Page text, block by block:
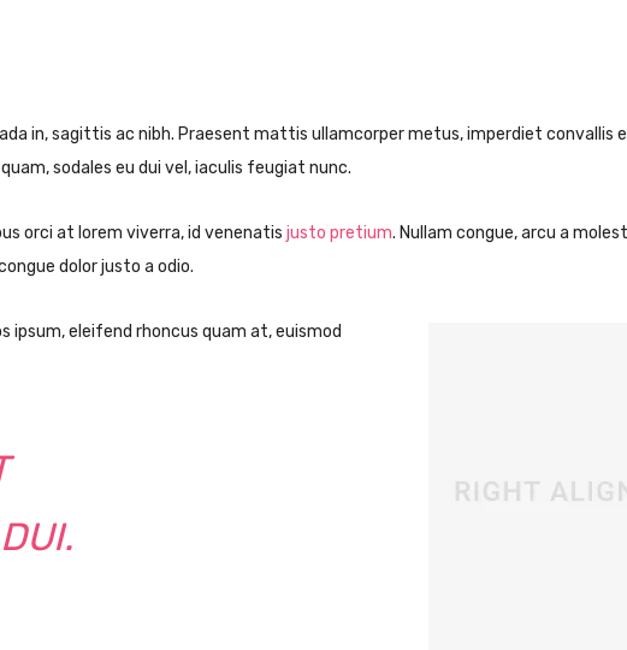
in, sagittis ac nibh. Praesent mattis ullamcorper metus, imperdiet convallis
sodales eu dui vel, iaculis feugiat nunc.
orci at lorem viverra, id venenatis justo pretium. Nullam congue, arcu a
dolor justo a odio.
ipsum, eleifend rhoncus quam at, euismod